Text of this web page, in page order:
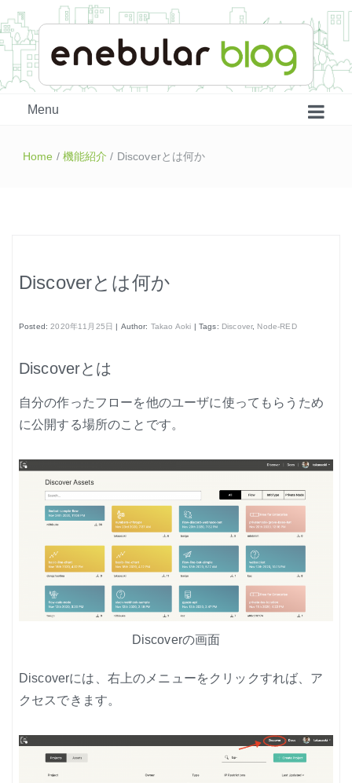
enebular 公式 技術ブログ
Menu
はじめよう、enebular (1)
はじめよう、enebular (2)
はじめよう、enebular (5)
ノンコーディングで機械学習を体験
Node-REDの基本的な使い方
クラウド実行環境
プライベートノード
機能紹介
Node-RED にゅーびーず
Home / 機能紹介 / Discoverとは何か
Discoverとは何か
Posted:2020年11月25日 | Author: Takao Aoki | Tags: Discover, Node-RED
Discoverとは
自分の作ったフローを他のユーザに使ってもらうため
に公開する場所のことです。
Discoverの画面
Discoverには、右上のメニューをクリックすれば、ア
クセスできます。